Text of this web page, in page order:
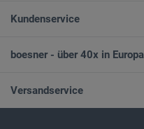
Kundenservice
boesner - über 40x in Europa
Versandservice